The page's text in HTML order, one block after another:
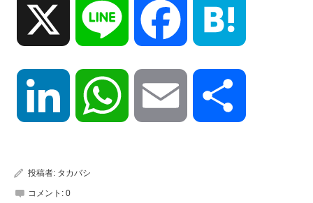
Line Facebook
LinkedIn WhatsApp Email
投稿者: タカバシ
コメント: 0